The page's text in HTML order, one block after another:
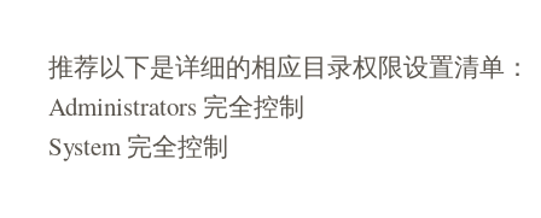
推荐以下是详细的相应目录权限设置清单：
Administrators 完全控制
System 完全控制